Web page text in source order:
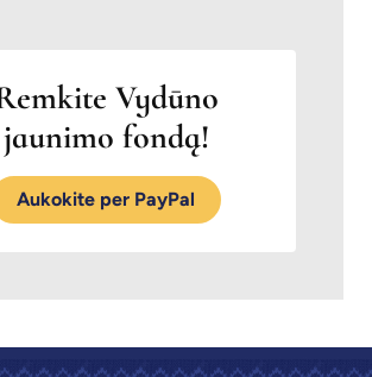
Vydūno
jaunimo fondą!
Aukokite per PayPal